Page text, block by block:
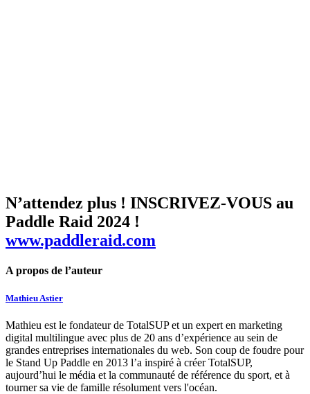
N’attendez plus ! INSCRIVEZ-VOUS au
Paddle Raid 2024 !
www.paddleraid.com
A propos de l’auteur
Mathieu Astier
Mathieu est le fondateur de TotalSUP et un expert en marketing
digital multilingue avec plus de 20 ans d’expérience au sein de
grandes entreprises internationales du web. Son coup de foudre pour
le Stand Up Paddle en 2013 l’a inspiré à créer TotalSUP,
aujourd’hui le média et la communauté de référence du sport, et à
tourner sa vie de famille résolument vers l'océan.